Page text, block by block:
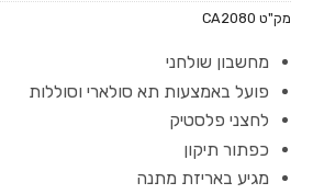
מק"ט CA2080
מחשבון שולחני
פועל באמצעות תא סולארי וסוללות
לחצני פלסטיק
כפתור תיקון
מגיע באריזת מתנה